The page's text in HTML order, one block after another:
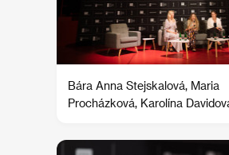
Bára Anna Stejskalová, Maria
Procházková, Karolína